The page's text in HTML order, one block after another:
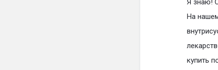
Я знаю!
На
купить